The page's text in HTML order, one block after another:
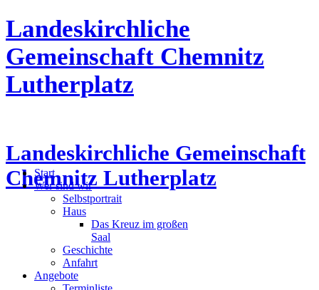
Landeskirchliche
Gemeinschaft Chemnitz
Lutherplatz
Landeskirchliche Gemeinschaft
Chemnitz Lutherplatz
Start
Wer sind wir
Selbstportrait
Haus
Das Kreuz im großen
Saal
Geschichte
Anfahrt
Angebote